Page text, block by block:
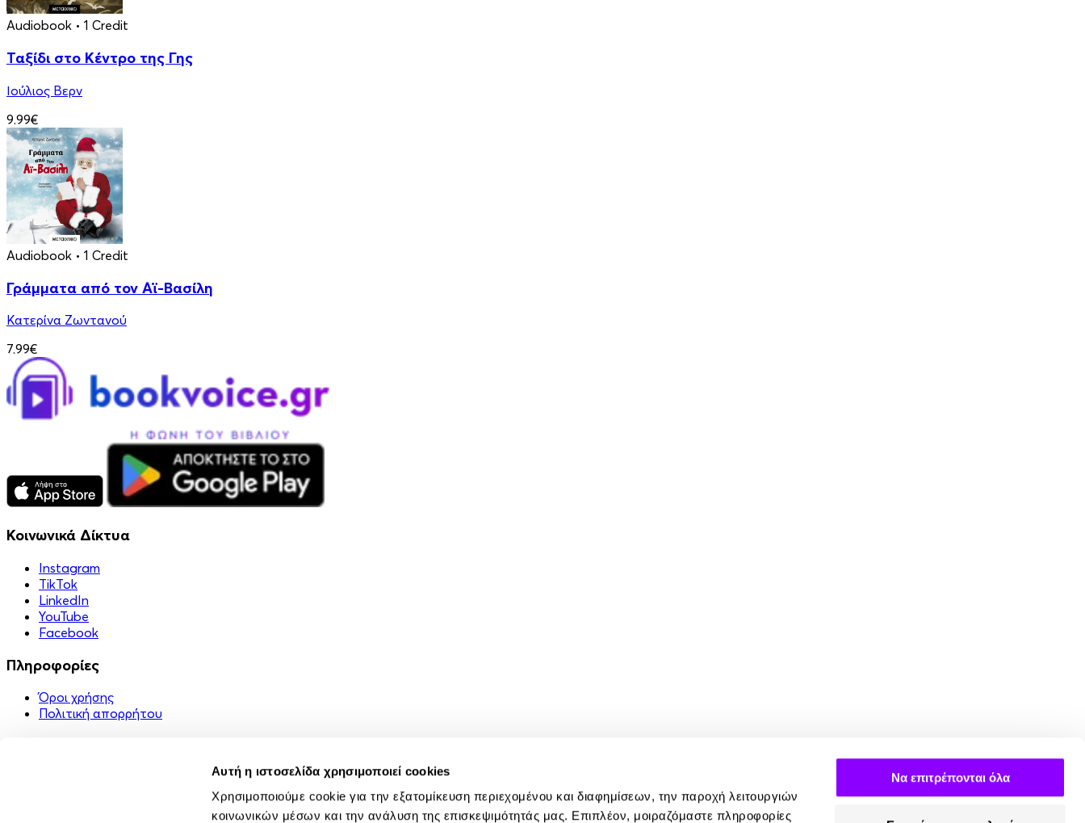
Αυτή η ιστοσελίδα χρησιμοποιεί cookies
Χρησιμοποιούμε cookie για την εξατομίκευση περιεχομένου και διαφημίσεων, την παροχή λειτουργιών
κοινωνικών μέσων και την ανάλυση της επισκεψιμότητάς μας. Επιπλέον, μοιραζόμαστε πληροφορίες
Να επιτρέπονται όλα
Audiobook • 1 Credit
Ταξίδι στο Κέντρο της Γης
Ιούλιος Βερν
9.99€
Audiobook • 1 Credit
Γράμματα από τον Αϊ-Βασίλη
Κατερίνα Ζωντανού
7.99€
Κοινωνικά Δίκτυα
Instagram
TikTok
LinkedIn
YouTube
Facebook
Πληροφορίες
Όροι χρήσης
Πολιτική απορρήτου